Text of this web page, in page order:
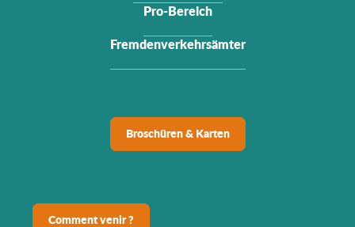
Pro-Bereich
Fremdenverkehrsämter
Broschüren & Karten
Comment venir ?